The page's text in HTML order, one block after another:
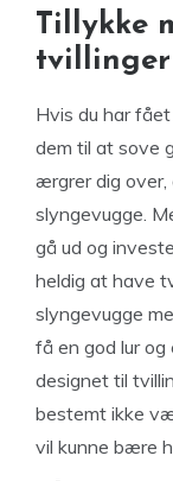
Tillykke
tvillinger
Hvis du har
dem til at sove
ærgrer dig over,
slyngevugge.
gå ud og
heldig at have
slyngevugge
få en god lur
designet til
bestemt ikke
vil kunne bære